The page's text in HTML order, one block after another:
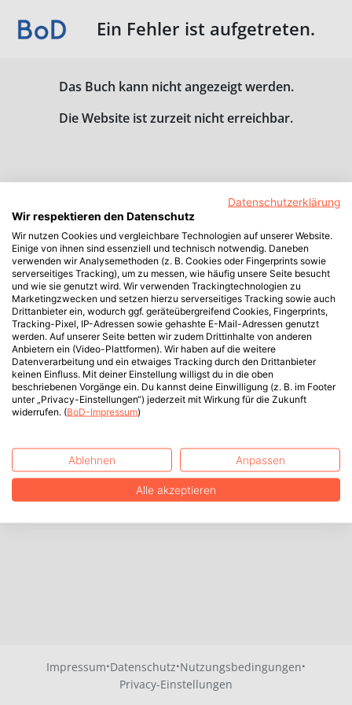
Ein Fehler ist aufgetreten.
Das Buch kann nicht angezeigt werden.
Die Website ist zurzeit nicht erreichbar.
Impressum·Datenschutz·Nutzungsbedingungen·
Privacy-Einstellungen
Datenschutzerklärung
Wir respektieren den Datenschutz
Wir nutzen Cookies und vergleichbare Technologien auf unserer Website.
Einige von ihnen sind essenziell und technisch notwendig. Daneben
verwenden wir Analysemethoden (z. B. Cookies oder Fingerprints sowie
serverseitiges Tracking), um zu messen, wie häufig unsere Seite besucht
und wie sie genutzt wird. Wir verwenden Trackingtechnologien zu
Marketingzwecken und setzen hierzu serverseitiges Tracking sowie auch
Drittanbieter ein, wodurch ggf. geräteübergreifend Cookies, Fingerprints,
Tracking-Pixel, IP-Adressen sowie gehashte E-Mail-Adressen genutzt
werden. Auf unserer Seite betten wir zudem Drittinhalte von anderen
Anbietern ein (Video-Plattformen). Wir haben auf die weitere
Datenverarbeitung und ein etwaiges Tracking durch den Drittanbieter
keinen Einfluss. Mit deiner Einstellung willigst du in die oben
beschriebenen Vorgänge ein. Du kannst deine Einwilligung (z. B. im Footer
unter „Privacy-Einstellungen“) jederzeit mit Wirkung für die Zukunft
widerrufen. (BoD-Impressum)
Ablehnen Anpassen
Alle akzeptieren